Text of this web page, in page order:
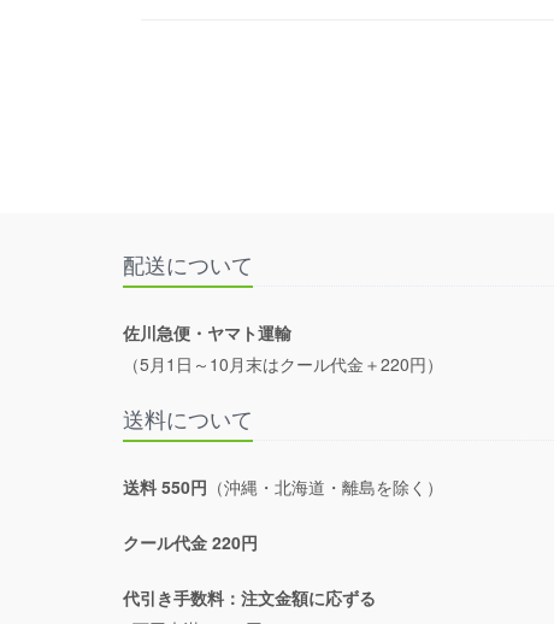
配送について
佐川急便・ヤマト運輸
（5月1日～10月末はクール代金＋220円）
送料について
送料 550円 （沖縄・北海道・離島を除く）
クール代金 220円
代引き手数料：注文金額に応ずる